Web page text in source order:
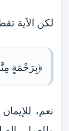
لكن الآية
﴿بِرَحْمَةٍ
نعم،